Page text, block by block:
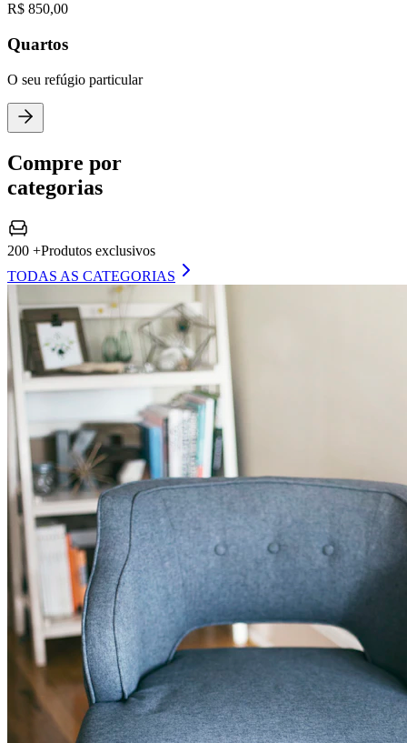
R$ 850,00
Quartos
O seu refúgio particular
Compre por
categorias
200 +Produtos exclusivos
TODAS AS CATEGORIAS